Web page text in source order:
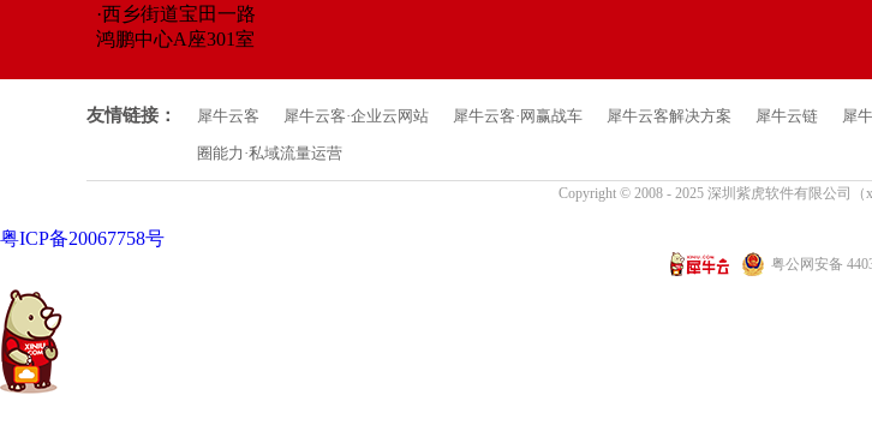
·西乡街道宝田一路
鸿鹏中心A座301室
友情链接： 犀牛云客 犀牛云客·企业云网站 犀牛云客·网赢战车 犀牛云客解决方案 犀牛云链 犀
圈能力·私域流量运营
Copyright © 2008 - 2025 深圳紫虎软件有限公司（
粤ICP备20067758号
粤公网安备